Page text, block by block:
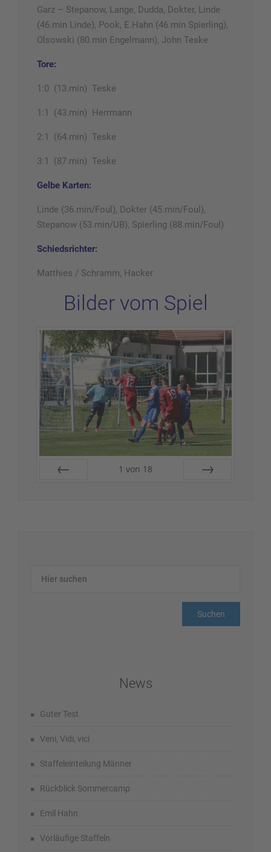
Garz – Stepanow, Lange, Dudda, Dokter, Linde
(46.min Linde), Pook, E.Hahn (46.min Spierling),
Olsowski (80.min Engelmann), John Teske
Tore:
1:0 (13.min) Teske
1:1 (43.min) Herrmann
2:1 (64.min) Teske
3:1 (87.min) Teske
Gelbe Karten:
Linde (36.min/Foul), Dokter (45.min/Foul),
Stepanow (53.min/UB), Spierling (88.min/Foul)
Schiedsrichter:
Matthies / Schramm, Hacker
Bilder vom Spiel
1 von 18
News
Guter Test
Veni, Vidi, vici
Staffeleinteilung Männer
Rückblick Sommercamp
Emil Hahn
Vorläufige Staffeln